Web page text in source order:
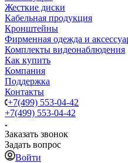
Жесткие диски
Кабельная продукция
Кронштейны
Фирменная одежда и
Комплекты видеонаблюдения
Как купить
Компания
Поддержка
Контакты
+7(499) 553-04-42
+7(499) 553-04-42
Заказать звонок
Задать вопрос
Войти